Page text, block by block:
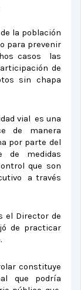
la población
para prevenir
casos las
de
sin chapa
vial es una
de manera
por parte del
de medidas
que son
a través
el Director de
de practicar
constituye
que podría